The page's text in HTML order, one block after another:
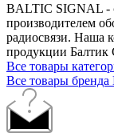
BALTIC SIGNAL - с
производителем
радиосвязи. Наша
продукции Балтик
Все товары
Все товары бренда